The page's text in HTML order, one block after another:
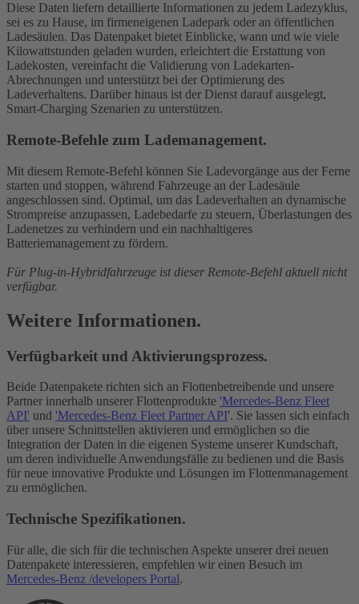
Diese Daten liefern detaillierte Informationen zu jedem Ladezyklus,
sei es zu Hause, im firmeneigenen Ladepark oder an öffentlichen
Ladesäulen. Das Datenpaket bietet Einblicke, wann und wie viele
Kilowattstunden geladen wurden, erleichtert die Erstattung von
Ladekosten, vereinfacht die Validierung von Ladekarten-
Abrechnungen und unterstützt bei der Optimierung des
Ladeverhaltens. Darüber hinaus ist der Dienst darauf ausgelegt,
Smart-Charging Szenarien zu unterstützen.
Remote-Befehle zum Lademanagement.
Mit diesem Remote-Befehl können Sie Ladevorgänge aus der Ferne
starten und stoppen, während Fahrzeuge an der Ladesäule
angeschlossen sind. Optimal, um das Ladeverhalten an dynamische
Strompreise anzupassen, Ladebedarfe zu steuern, Überlastungen des
Ladenetzes zu verhindern und ein nachhaltigeres
Batteriemanagement zu fördern.
Für Plug-in-Hybridfahrzeuge ist dieser Remote-Befehl aktuell nicht
verfügbar.
Weitere Informationen.
Verfügbarkeit und Aktivierungsprozess.
Beide Datenpakete richten sich an Flottenbetreibende und unsere
Partner innerhalb unserer Flottenprodukte 'Mercedes-Benz Fleet
API' und 'Mercedes-Benz Fleet Partner API'. Sie lassen sich einfach
über unsere Schnittstellen aktivieren und ermöglichen so die
Integration der Daten in die eigenen Systeme unserer Kundschaft,
um deren individuelle Anwendungsfälle zu bedienen und die Basis
für neue innovative Produkte und Lösungen im Flottenmanagement
zu ermöglichen.
Technische Spezifikationen.
Für alle, die sich für die technischen Aspekte unserer drei neuen
Datenpakete interessieren, empfehlen wir einen Besuch im
Mercedes-Benz /developers Portal.